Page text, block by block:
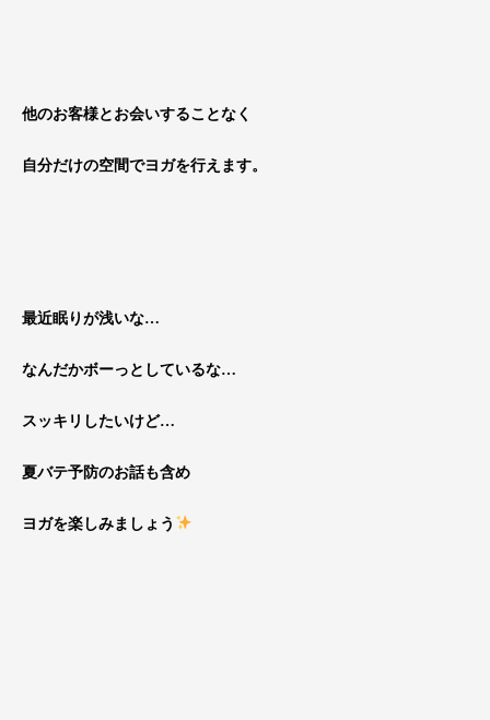
他のお客様とお会いすることなく
自分だけの空間でヨガを行えます。
最近眠りが浅いな…
なんだかボーっとしているな…
スッキリしたいけど…
夏バテ予防のお話も含め
ヨガを楽しみましょう